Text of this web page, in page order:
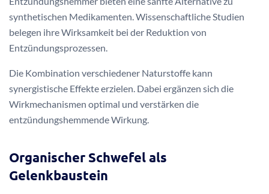
synthetischen Medikamenten. Wissenschaftliche Studien
belegen ihre Wirksamkeit bei der Reduktion von
Entzündungsprozessen.
Die Kombination verschiedener Naturstoffe kann
synergistische Effekte erzielen. Dabei ergänzen sich die
Wirkmechanismen optimal und verstärken die
entzündungshemmende Wirkung.
Organischer Schwefel als
Gelenkbaustein